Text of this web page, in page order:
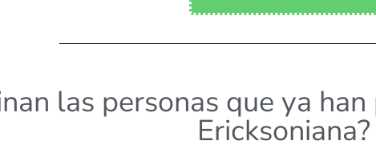
las personas que ya
Ericksoniana?